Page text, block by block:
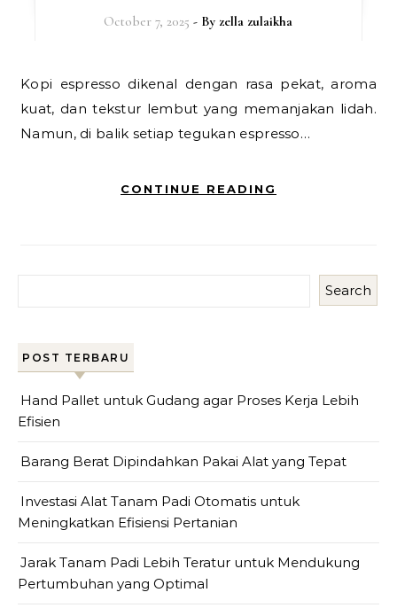
October 7, 2025 - By zella zulaikha
Kopi espresso dikenal dengan rasa pekat, aroma
kuat, dan tekstur lembut yang memanjakan lidah.
Namun, di balik setiap tegukan espresso…
CONTINUE READING
Search
POST TERBARU
Hand Pallet untuk Gudang agar Proses Kerja Lebih
Efisien
Barang Berat Dipindahkan Pakai Alat yang Tepat
Investasi Alat Tanam Padi Otomatis untuk
Meningkatkan Efisiensi Pertanian
Jarak Tanam Padi Lebih Teratur untuk Mendukung
Pertumbuhan yang Optimal